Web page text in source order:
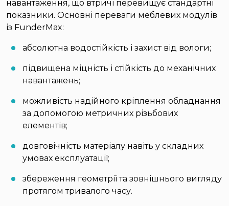
навантаження, що втричі перевищує стандартні
показники. Основні переваги меблевих модулів
із FunderMax:
абсолютна водостійкість і захист від вологи;
підвищена міцність і стійкість до механічних
навантажень;
можливість надійного кріплення обладнання
за допомогою метричних різьбових
елементів;
довговічність матеріалу навіть у складних
умовах експлуатації;
збереження геометрії та зовнішнього вигляду
протягом тривалого часу.